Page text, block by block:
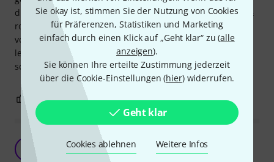
Sie okay ist, stimmen Sie der Nutzung von Cookies
für Präferenzen, Statistiken und Marketing
einfach durch einen Klick auf „Geht klar“ zu (alle
anzeigen).
Sie können Ihre erteilte Zustimmung jederzeit
über die Cookie-Einstellungen (hier) widerrufen.
Geht klar
Cookies ablehnen Weitere Infos
die boxen der neuen generation fühlen sich viel wertiger &
robuster an.
vom sound her keine unterschiede.
leider im preis: der sprung von 75€ (alt) auf 99€ (neu) ist
schon heftig.
0
Sehr gut für Sprachübertragung
Martin J.W 07.11.2022